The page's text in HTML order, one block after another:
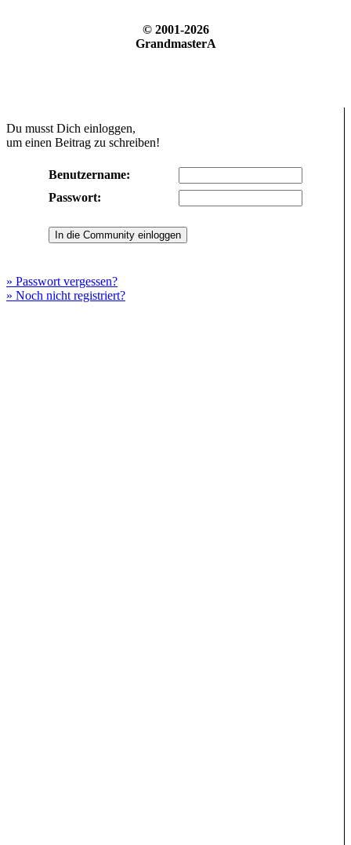
© 2001-2026
GrandmasterA
Du musst Dich einloggen,
um einen Beitrag zu schreiben!
Benutzername:
Passwort:
» Passwort vergessen?
» Noch nicht registriert?